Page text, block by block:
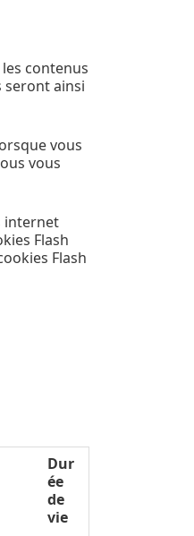
contenus
seront ainsi
vous
vous
internet
Flash
Flash
Dur
ée
de
vie